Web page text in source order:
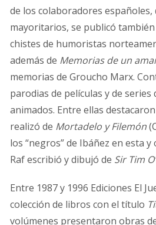
de los colaboradores españoles,
mayoritarios, se publicó
chistes de humoristas
además de Memorias de un
memorias de Groucho Marx.
parodias de películas y de series
animados. Entre ellas
realizó de Mortadelo y Filemón
los “negros” de Ibáñez en esta
Raf escribió y dibujó de Sir Tim
Entre 1987 y 1996 Ediciones El
colección de libros con el título
volúmenes presentaron obras